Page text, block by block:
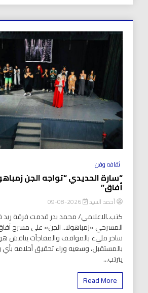
ثقافه وفن
“سارة الحديدي “تواجه الجن
أفاق”
أحمد السيد 2026-08-09
كتب..الاعلامي/ محمد بدر قدمت فرقة
المسرحي «زمباهولا.. الجن» على مسرح
ساخر مليء بالمواقف والمفاجآت يناقش
بالمستقبل، وسعيه وراء تحقيق أحلامه
يترتب...
Read More